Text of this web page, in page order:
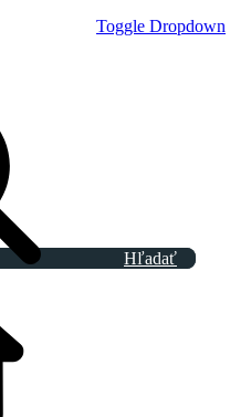
Toggle Dropdown
Hľadať